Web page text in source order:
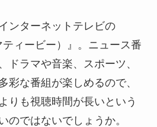
ンターネットテレビの
ティービー）』。ニュース番
ドラマや音楽、スポーツ、
彩な番組が楽しめるので、
りも視聴時間が長いという
のではないでしょうか。